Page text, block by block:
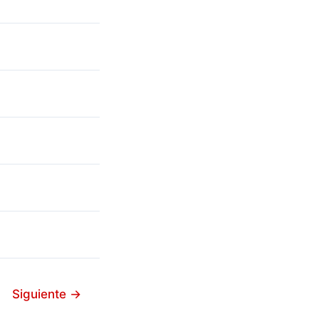
Siguiente →